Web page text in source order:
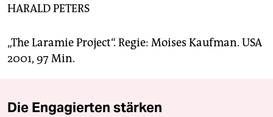
HARALD PETERS
„The Laramie Project“. Regie: Moises Kaufman. USA
2001, 97 Min.
Die Engagierten stärken